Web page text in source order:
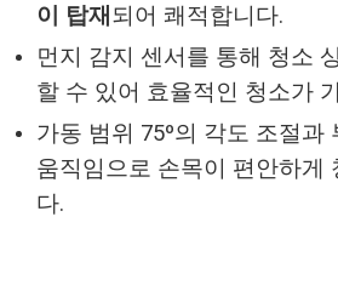
이 탑재 되어 쾌적합니다.
먼지 감지 센서를 통해 청소
할 수 있어 효율적인 청소가
가동 범위 75º의 각도 조절과
움직임으로 손목이 편안하게
다.